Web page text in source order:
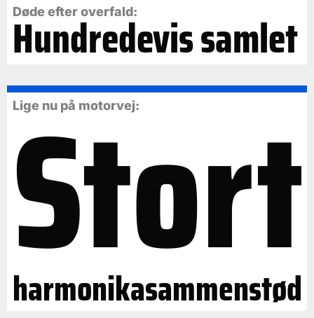
Døde efter overfald:
Hundredevis samlet
Lige nu på motorvej:
Stort
harmonikasammenstød